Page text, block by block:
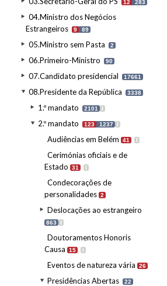
12 283
04.Ministro dos Negócios
Estrangeiros
9 89
05.Ministro sem Pasta 2
06.Primeiro-Ministro 90
07.Candidato presidencial 17661
08.Presidente da República 3338
1.º mandato 2101 I
2.º mandato 123 1237 I
Audiências em Belém 41 I
Cerimónias oficiais e de
Estado
31 I
Condecorações de
personalidades 2
Deslocações ao estrangeiro
863 I
Doutoramentos Honoris
Causa
15 I
Eventos de natureza vária 26
Presidências Abertas 22